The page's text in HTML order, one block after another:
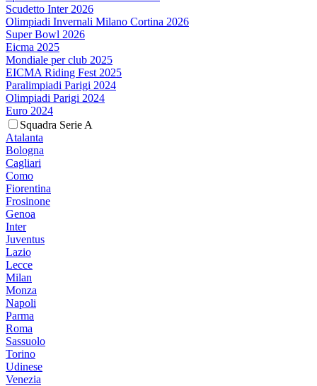
Scudetto Inter 2026
Olimpiadi Invernali Milano Cortina 2026
Super Bowl 2026
Eicma 2025
Mondiale per club 2025
EICMA Riding Fest 2025
Paralimpiadi Parigi 2024
Olimpiadi Parigi 2024
Euro 2024
Squadra Serie A
Atalanta
Bologna
Cagliari
Como
Fiorentina
Frosinone
Genoa
Inter
Juventus
Lazio
Lecce
Milan
Monza
Napoli
Parma
Roma
Sassuolo
Torino
Udinese
Venezia